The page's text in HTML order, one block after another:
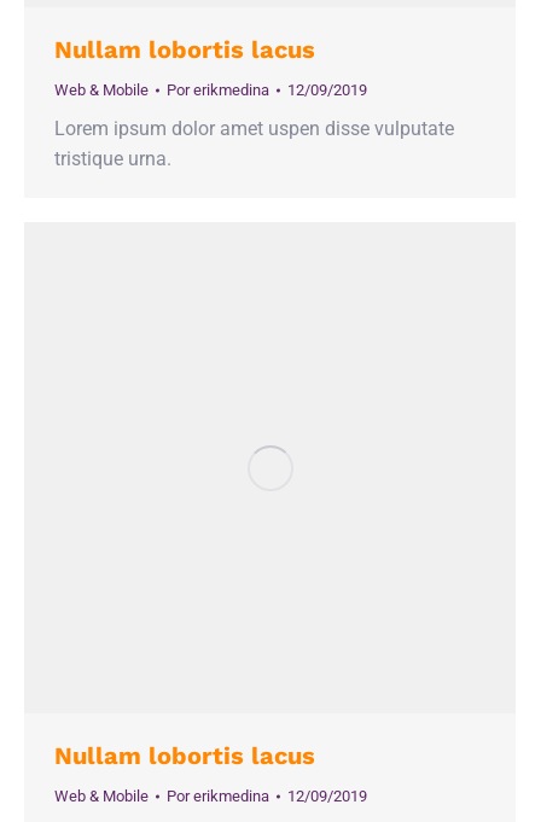
Nullam lobortis lacus
Web & Mobile Porerikmedina 12/09/2019
Lorem ipsum dolor amet uspen disse vulputate
tristique urna.
Nullam lobortis lacus
Web & Mobile Porerikmedina 12/09/2019